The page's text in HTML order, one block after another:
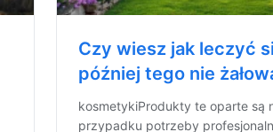
Czy wiesz jak leczyć
później tego nie
kosmetykiProdukty te oparte są
przypadku potrzeby